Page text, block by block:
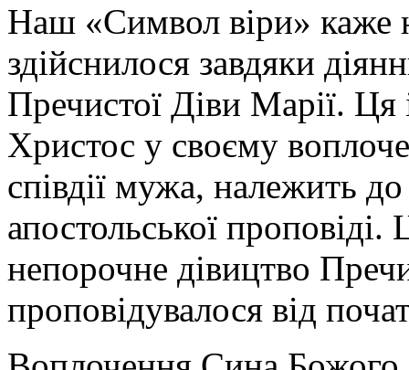
Наш «Символ віри» каже
здійснилося завдяки
Пречистої Діви Марії.
Христос у своєму
співдії мужа, належить
апостольської
непорочне дівицтво
проповідувалося від